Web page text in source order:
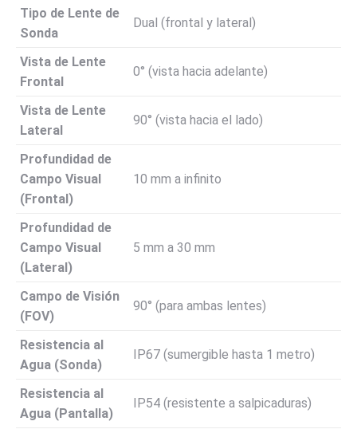
Tipo de Lente de
Sonda
Dual (frontal y lateral)
Vista de Lente
Frontal
0° (vista hacia adelante)
Vista de Lente
Lateral
90° (vista hacia el lado)
Profundidad de
Campo Visual
(Frontal)
10 mm a infinito
Profundidad de
Campo Visual
(Lateral)
5 mm a 30 mm
Campo de Visión
(FOV)
90° (para ambas lentes)
Resistencia al
Agua (Sonda)
IP67 (sumergible hasta 1 metro)
Resistencia al
Agua (Pantalla)
IP54 (resistente a salpicaduras)